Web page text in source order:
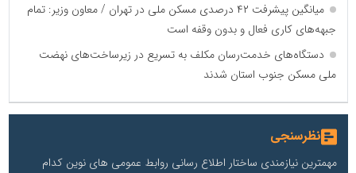
میانگین پیشرفت ۴۲ درصدی مسکن ملی در تهران / معاون وزیر: تمام
جبهه‌های کاری فعال و بدون وقفه است
دستگاه‌های خدمت‌رسان مکلف به تسریع در زیرساخت‌های نهضت
ملی مسکن جنوب استان شدند
نظرسنجی
مهمترین نیازمندی ساختار اطلاع رسانی روابط عمومی های نوین کدام